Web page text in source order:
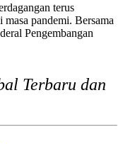
terus
pandemi. Bersama
Pengembangan
Terbaru dan